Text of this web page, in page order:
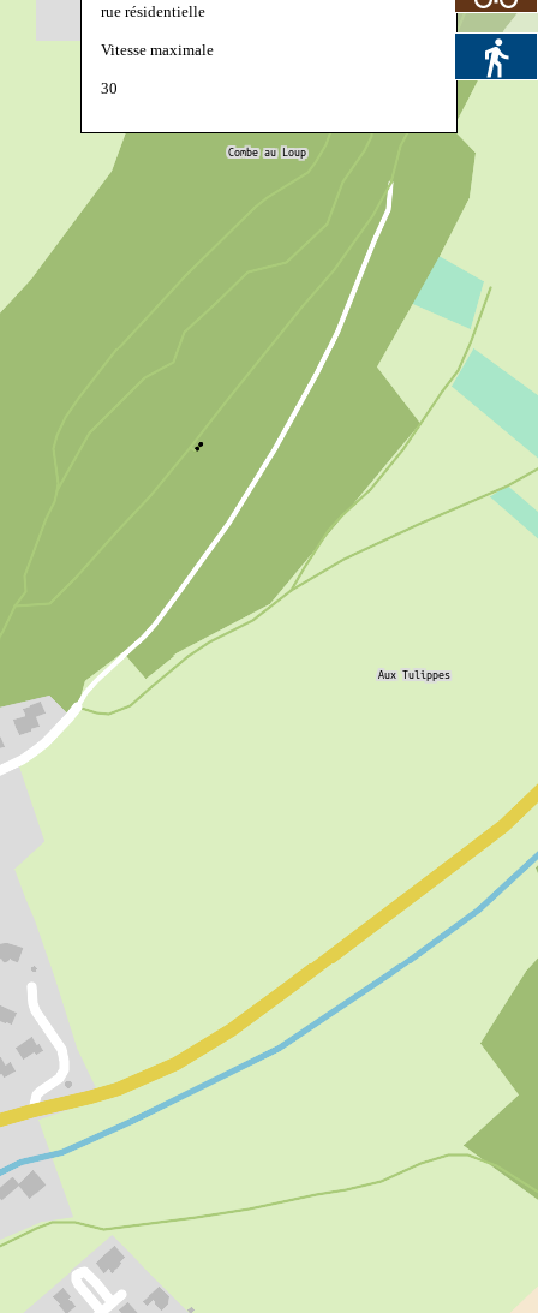
rue résidentielle
Vitesse maximale
30